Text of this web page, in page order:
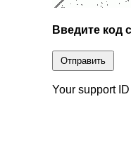
Введите код
Отправить
Your support